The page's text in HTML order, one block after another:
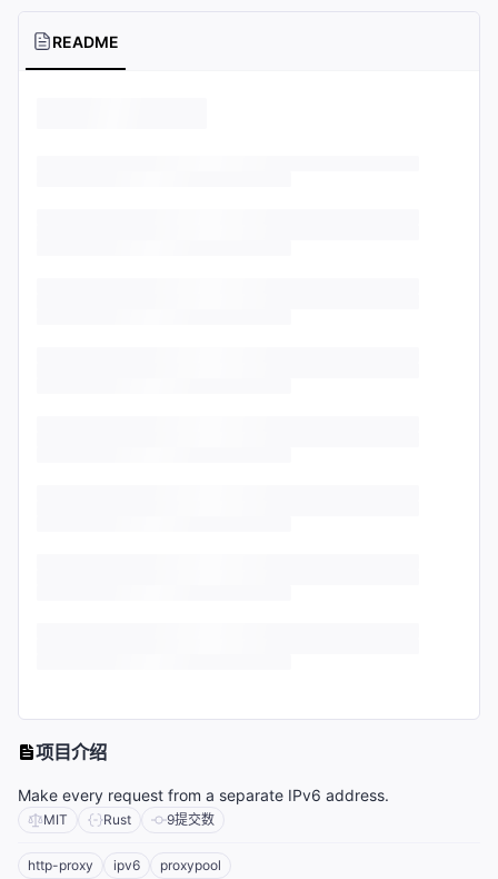
README
项目介绍
Make every request from a separate IPv6 address.
MIT Rust 9提交数
http-proxy ipv6
proxypool